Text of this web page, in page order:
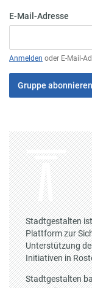
E-Mail-Adresse
Anmelden oder E-Mail-
Gruppe abonnieren
Stadtgestalten
Plattform zur
Unterstützung
Initiativen in
Stadtgestalten